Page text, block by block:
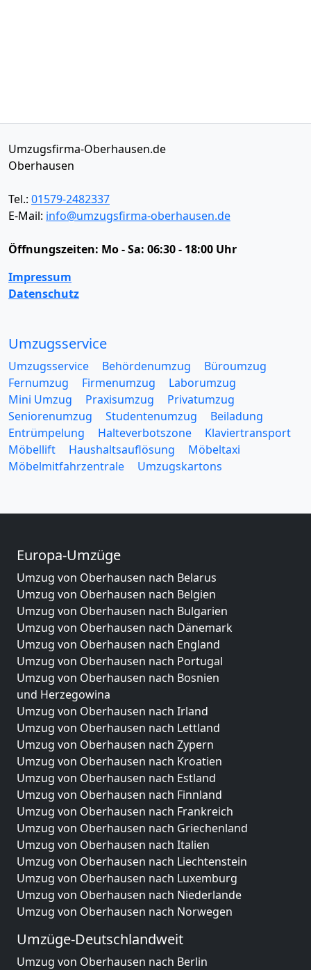
Umzugsfirma-Oberhausen.de
Oberhausen
Tel.: 01579-2482337
E-Mail: info@umzugsfirma-oberhausen.de
Öffnungszeiten: Mo - Sa: 06:30 - 18:00 Uhr
Impressum
Datenschutz
Umzugsservice
Umzugsservice Behördenumzug
Büroumzug
Fernumzug
Firmenumzug
Laborumzug
Mini Umzug
Praxisumzug
Privatumzug
Seniorenumzug
Studentenumzug
Beiladung
Entrümpelung
Halteverbotszone
Klaviertransport
Möbellift
Haushaltsauflösung
Möbeltaxi
Möbelmitfahrzentrale
Umzugskartons
Europa-Umzüge
Umzug von Oberhausen nach Belarus
Umzug von Oberhausen nach Belgien
Umzug von Oberhausen nach Bulgarien
Umzug von Oberhausen nach Dänemark
Umzug von Oberhausen nach England
Umzug von Oberhausen nach Portugal
Umzug von Oberhausen nach Bosnien
und Herzegowina
Umzug von Oberhausen nach Irland
Umzug von Oberhausen nach Lettland
Umzug von Oberhausen nach Zypern
Umzug von Oberhausen nach Kroatien
Umzug von Oberhausen nach Estland
Umzug von Oberhausen nach Finnland
Umzug von Oberhausen nach Frankreich
Umzug von Oberhausen nach Griechenland
Umzug von Oberhausen nach Italien
Umzug von Oberhausen nach Liechtenstein
Umzug von Oberhausen nach Luxemburg
Umzug von Oberhausen nach Niederlande
Umzug von Oberhausen nach Norwegen
Umzüge-Deutschlandweit
Umzug von Oberhausen nach Berlin